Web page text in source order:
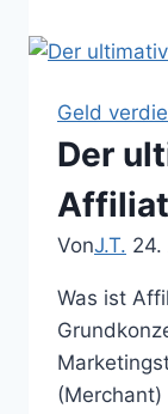
Geld
Der
VonJ.T. 24.
Was ist